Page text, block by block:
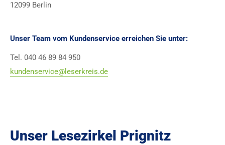
12099 Berlin
Unser Team vom Kundenservice erreichen Sie unter:
Tel. 040 46 89 84 950
kundenservice@leserkreis.de
Unser Lesezirkel Prignitz